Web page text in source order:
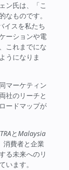
ン氏は、「こ
なものです。
イスを私たち
ーションや電
これまでにな
うになりま
マーケティン
社のリーチと
ードマップが
とMalaysia
消費者と企業
る未来へのリ
います。